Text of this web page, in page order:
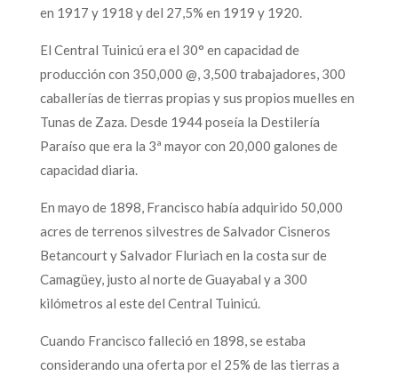
en 1917 y 1918 y del 27,5% en 1919 y 1920.
El Central Tuinicú era el 30° en capacidad de
producción con 350,000 @, 3,500 trabajadores, 300
caballerías de tierras propias y sus propios muelles en
Tunas de Zaza. Desde 1944 poseía la Destilería
Paraíso que era la 3ª mayor con 20,000 galones de
capacidad diaria.
En mayo de 1898, Francisco había adquirido 50,000
acres de terrenos silvestres de Salvador Cisneros
Betancourt y Salvador Fluriach en la costa sur de
Camagüey, justo al norte de Guayabal y a 300
kilómetros al este del Central Tuinicú.
Cuando Francisco falleció en 1898, se estaba
considerando una oferta por el 25% de las tierras a